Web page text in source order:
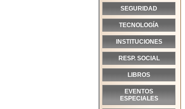
SEGURIDAD
TECNOLOGÍA
INSTITUCIONES
RESP. SOCIAL
LIBROS
EVENTOS
ESPECIALES